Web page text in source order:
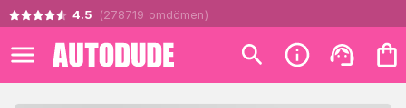
4.5 (278719 omdömen )